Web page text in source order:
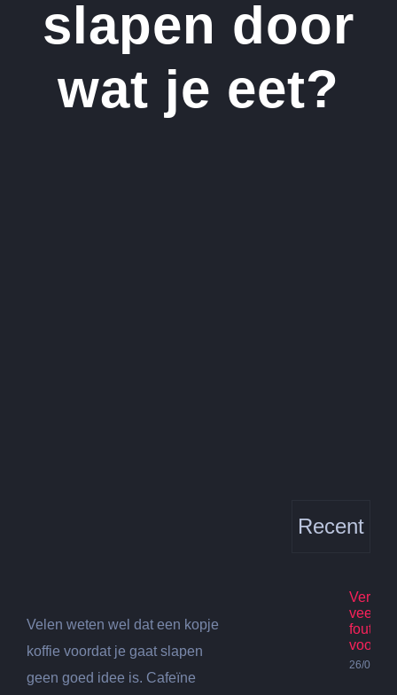
slapen door
wat je eet?
Velen weten wel dat een kopje
koffie voordat je gaat slapen
geen goed idee is. Cafeïne
Recent
fouten
26/07/